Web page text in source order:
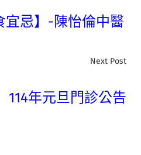
宜忌】-陳怡倫中醫
Next Post
114年元旦門診公告